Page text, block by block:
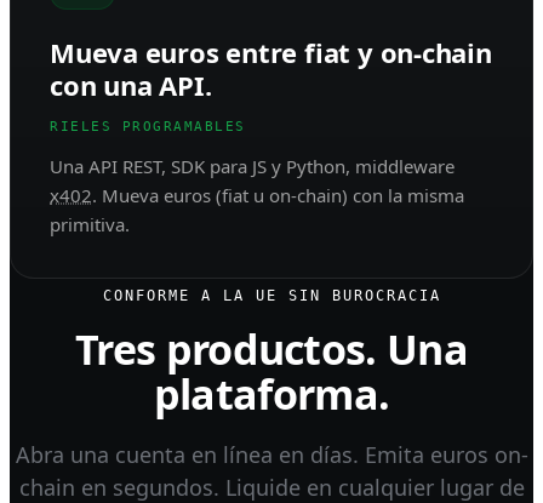
Mueva euros entre fiat y on-chain
con una API.
RIELES PROGRAMABLES
Una API REST, SDK para JS y Python, middleware
x402. Mueva euros (fiat u on-chain) con la misma
primitiva.
CONFORME A LA UE SIN BUROCRACIA
Tres productos. Una
plataforma.
Abra una cuenta en línea en días. Emita euros on-
chain en segundos. Liquide en cualquier lugar de